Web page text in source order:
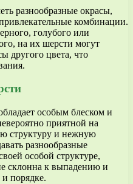
разнообразные окрасы,
комбинации.
голубого или
на их шерсти могут
другого цвета, что
особым блеском и
приятной на
структуру и нежную
разнообразные
особой структуре,
склонна к выпадению и
и порядке.